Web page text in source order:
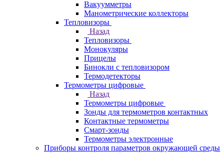
Вакуумметры
Манометрические коллекторы
Тепловизоры
Назад
Тепловизоры
Монокуляры
Прицелы
Бинокли с тепловизором
Термодетекторы
Термометры цифровые
Назад
Термометры цифровые
Зонды для термометров контактных
Контактные термометры
Смарт-зонды
Термометры электронные
Приборы контроля параметров окружающей среды